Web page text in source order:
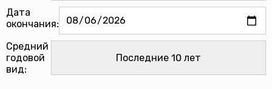
Дата
окончания:
Средний
годовой
вид: